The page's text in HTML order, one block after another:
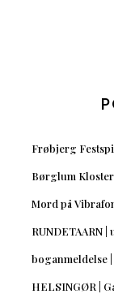
Frøbjerg
Børglum
Mord på
RUNDETAARN
boganmeldelse
HELSINGØR |